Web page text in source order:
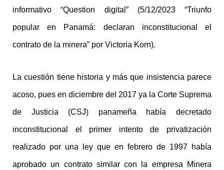
informativo “Question digital” (5/12/2023 “Triunfo
popular en Panamá: declaran inconstitucional el
contrato de la minera” por Victoria Korn).
La cuestión tiene historia y más que insistencia parece
acoso, pues en diciembre del 2017 ya la Corte Suprema
de Justicia (CSJ) panameña había decretado
inconstitucional el primer intento de privatización
realizado por una ley que en febrero de 1997 había
aprobado un contrato similar con la empresa Minera